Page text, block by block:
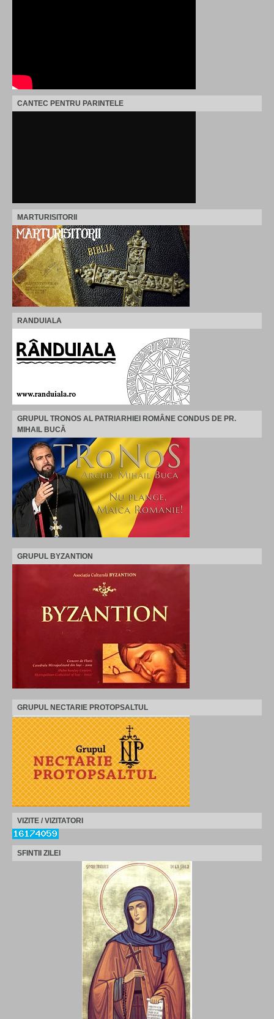
CANTEC PENTRU PARINTELE
MARTURISITORII
RANDUIALA
GRUPUL TRONOS AL PATRIARHIEI ROMÂNE CONDUS DE PR.
MIHAIL BUCĂ
GRUPUL BYZANTION
GRUPUL NECTARIE PROTOPSALTUL
VIZITE / VIZITATORI
SFINTII ZILEI